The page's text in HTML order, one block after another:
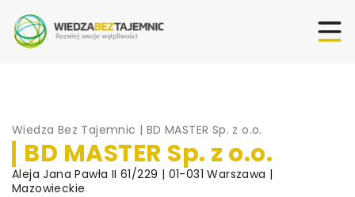
Wiedza Bez Tajemnic | BD MASTER Sp. z o.o.
BD MASTER Sp. z o.o.
Aleja Jana Pawła II 61/229 | 01-031 Warszawa |
Mazowieckie